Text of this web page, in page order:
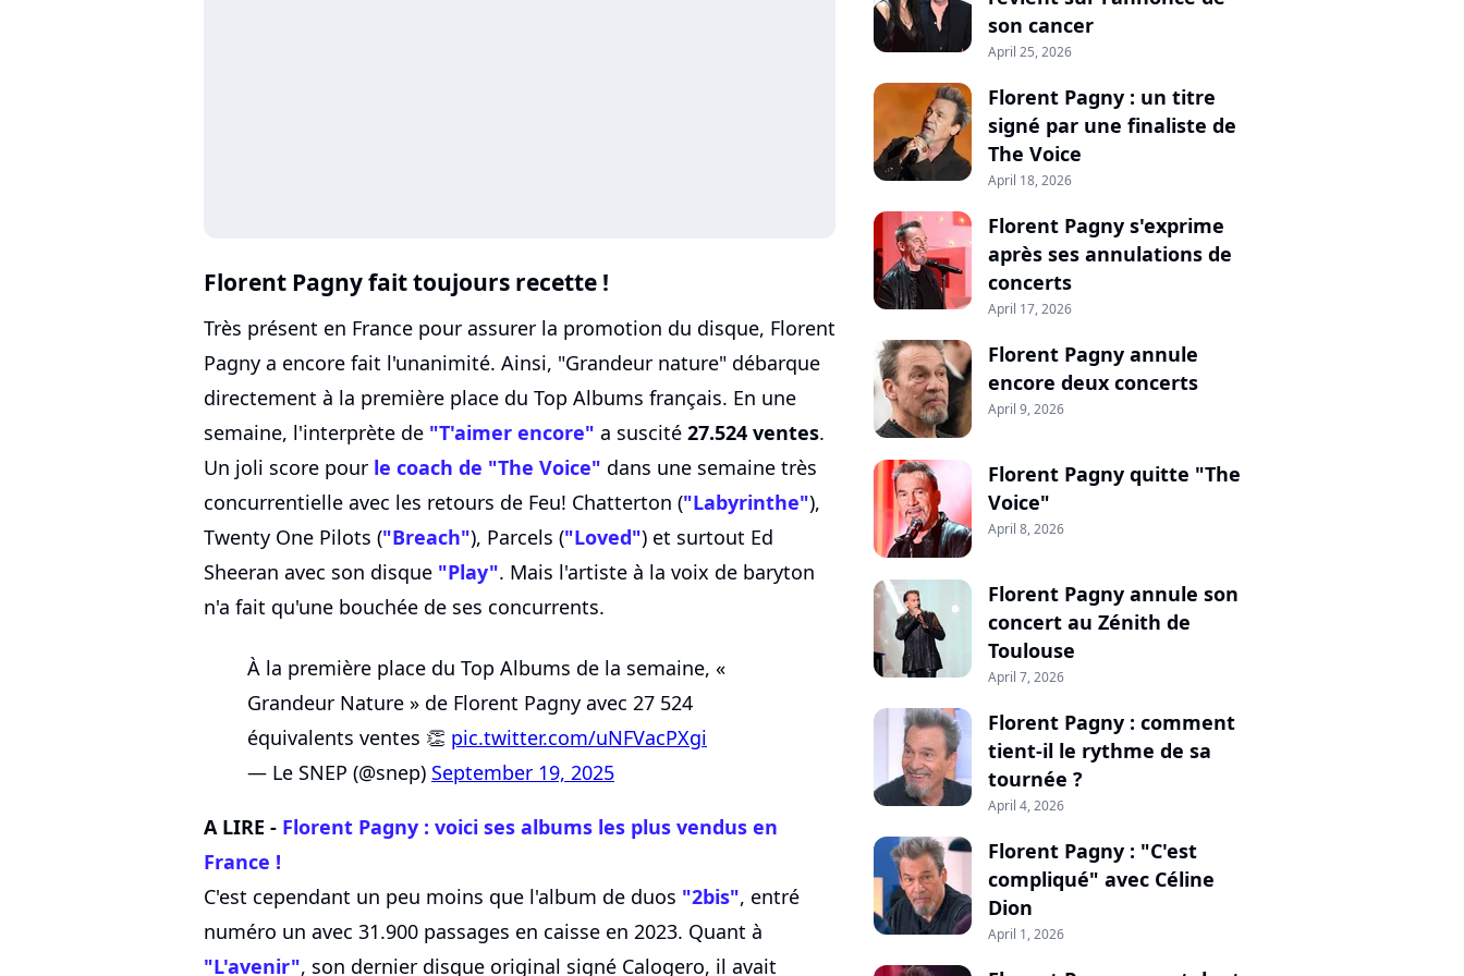
Florent Pagny fait toujours recette !
Très présent en France pour assurer la promotion du disque, Florent
Pagny a encore fait l'unanimité. Ainsi, "Grandeur nature" débarque
directement à la première place du Top Albums français. En une
semaine, l'interprète de "T'aimer encore" a suscité 27.524 ventes.
Un joli score pour le coach de "The Voice" dans une semaine très
concurrentielle avec les retours de Feu! Chatterton ("Labyrinthe"),
Twenty One Pilots ("Breach"), Parcels ("Loved") et surtout Ed
Sheeran avec son disque "Play". Mais l'artiste à la voix de baryton
n'a fait qu'une bouchée de ses concurrents.
À la première place du Top Albums de la semaine, «
Grandeur Nature » de Florent Pagny avec 27 524
équivalents ventes 👏 pic.twitter.com/uNFVacPXgi
— Le SNEP (@snep) September 19, 2025
A LIRE - Florent Pagny : voici ses albums les plus vendus en
France !
C'est cependant un peu moins que l'album de duos "2bis", entré
numéro un avec 31.900 passages en caisse en 2023. Quant à
"L'avenir", son dernier disque original signé Calogero, il avait
son cancer
April 25, 2026
Florent Pagny : un titre
signé par une finaliste de
The Voice
April 18, 2026
Florent Pagny s'exprime
après ses annulations de
concerts
April 17, 2026
Florent Pagny annule
encore deux concerts
April 9, 2026
Florent Pagny quitte "The
Voice"
April 8, 2026
Florent Pagny annule son
concert au Zénith de
Toulouse
April 7, 2026
Florent Pagny : comment
tient-il le rythme de sa
tournée ?
April 4, 2026
Florent Pagny : "C'est
compliqué" avec Céline
Dion
April 1, 2026